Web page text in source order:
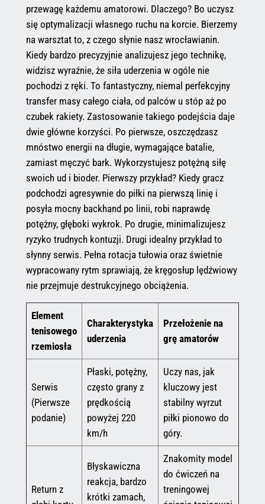
przewagę każdemu amatorowi. Dlaczego? Bo uczysz
się optymalizacji własnego ruchu na korcie. Bierzemy
na warsztat to, z czego słynie nasz wrocławianin.
Kiedy bardzo precyzyjnie analizujesz jego technikę,
widzisz wyraźnie, że siła uderzenia w ogóle nie
pochodzi z ręki. To fantastyczny, niemal perfekcyjny
transfer masy całego ciała, od palców u stóp aż po
czubek rakiety. Zastosowanie takiego podejścia daje
dwie główne korzyści. Po pierwsze, oszczędzasz
mnóstwo energii na długie, wymagające batalie,
zamiast męczyć bark. Wykorzystujesz potężną siłę
swoich ud i bioder. Pierwszy przykład? Kiedy gracz
podchodzi agresywnie do piłki na pierwszą linię i
posyła mocny backhand po linii, robi naprawdę
potężny, głęboki wykrok. Po drugie, minimalizujesz
ryzyko trudnych kontuzji. Drugi idealny przykład to
słynny serwis. Pełna rotacja tułowia oraz świetnie
wypracowany rytm sprawiają, że kręgosłup lędźwiowy
nie przejmuje destrukcyjnego obciążenia.
Element
tenisowego
rzemiosła
Charakterystyka
uderzenia
Przełożenie na
grę amatorów
Serwis
(Pierwsze
podanie)
Płaski, potężny,
często grany z
prędkością
powyżej 220
km/h
Uczy nas, jak
kluczowy jest
stabilny wyrzut
piłki pionowo do
góry.
Return z
Błyskawiczna
reakcja, bardzo
krótki zamach,
Znakomity model
do ćwiczeń na
treningowej